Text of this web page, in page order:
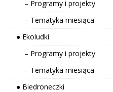
– Programy i projekty
– Tematyka miesiąca
● Ekoludki
– Programy i projekty
– Tematyka miesiąca
● Biedroneczki